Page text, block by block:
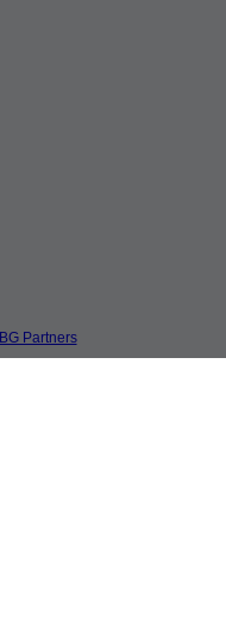
BG Partners